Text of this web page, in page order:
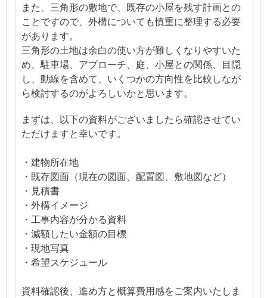
また、三角形の敷地で、既存の小屋を残す計画との
ことですので、外構についても慎重に整理する必要
があります。
三角形の土地は余白の使い方が難しくなりやすいた
め、駐車場、アプローチ、庭、小屋との関係、目隠
し、動線を含めて、いくつかの方向性を比較しなが
ら検討するのがよろしいかと思います。
まずは、以下の資料がございましたら確認させてい
ただけますと幸いです。
・建物所在地
・既存図面（現在の図面、配置図、敷地図など）
・見積書
・外構イメージ
・工事内容が分かる資料
・減額したい金額の目標
・現地写真
・希望スケジュール
資料確認後、進め方と概算費用感をご案内いたしま